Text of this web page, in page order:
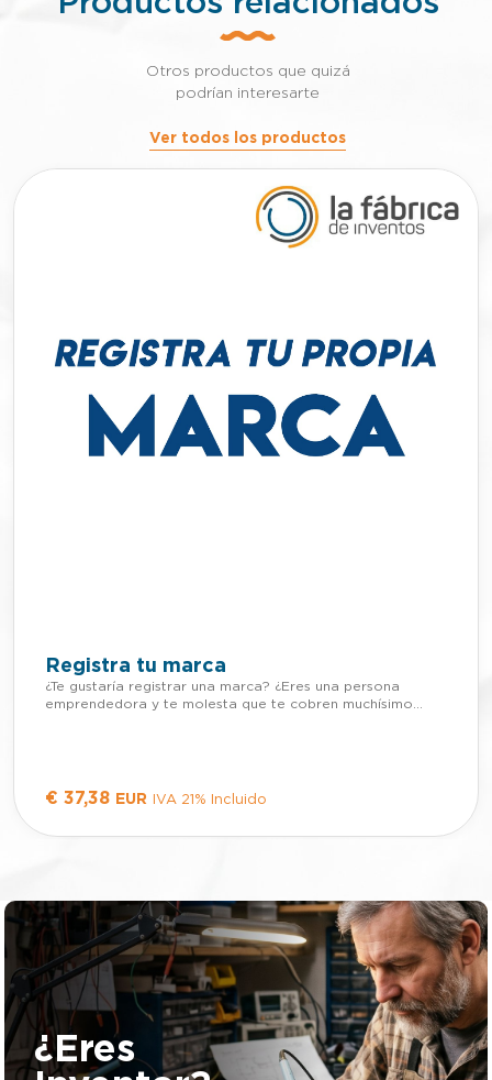
Otros productos que quizá
podrían interesarte
Ver todos los productos
Registra tu marca
¿Te gustaría registrar una marca? ¿Eres una persona
emprendedora y te molesta que te cobren muchísimo
industrial te registre tu marca. OPCION 2: Gastar una
barbaridad de tiempo en aprender por ti mismo a hacerlo.
forma prácticamente gratuita (solo pagando las tasas) Y
una vez aprendas podrás registrar todas las marcas que
quieras por ti mismo. Ahorrándote muchísimo dinero en
Honorarios de un agente de la propiedad industrial. Es un
curso en el que te explicaremos paso por paso todo lo
que tienes que hacer para conseguir registrar tu propia
marca. No hace falta que tengas formación ni estudios
previos. Solo 30 minutos y ganas de aprender.
€ 37,38 EUR IVA 21% Incluido
¿Eres